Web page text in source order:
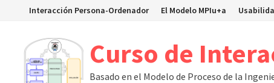
contenido
Interacción Persona-Ordenador El Modelo MPIu+a
Curso de
Basado en el Modelo de Proceso de la